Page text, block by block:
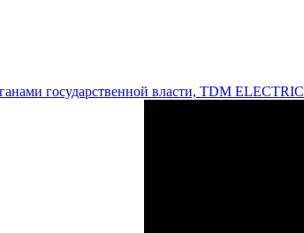
государственной власти, TDM ELECTRIC